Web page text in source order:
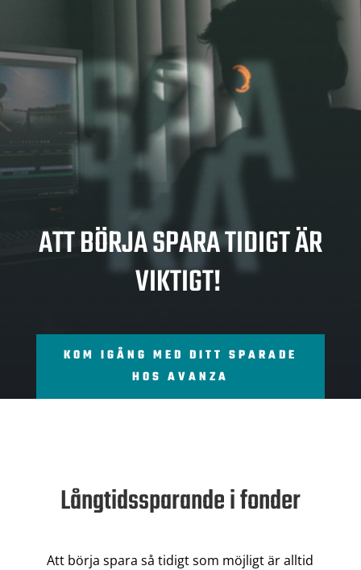
SPA
RA
ATT BÖRJA SPARA TIDIGT ÄR
VIKTIGT!
KOM IGÅNG MED DITT SPARADE
HOS AVANZA
Långtidssparande i fonder
Att börja spara så tidigt som möjligt är alltid